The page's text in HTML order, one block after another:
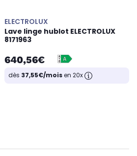
ELECTROLUX
Lave linge hublot ELECTROLUX
8171963
640,56€
dès 37,55€/moisen 20x